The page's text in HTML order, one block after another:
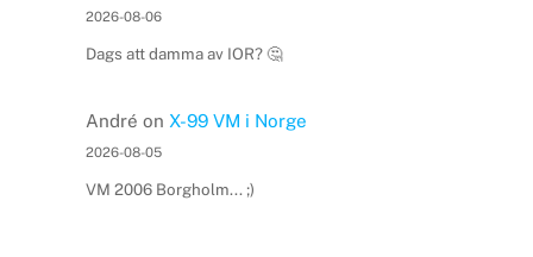
2026-08-06
Dags att damma av IOR? 🤔
André on X-99 VM i Norge
2026-08-05
VM 2006 Borgholm... ;)